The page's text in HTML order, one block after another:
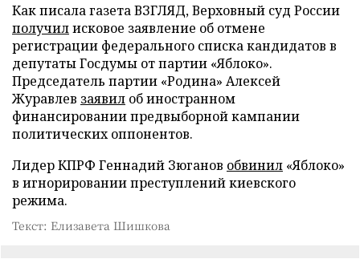
Как писала газета ВЗГЛЯД, Верховный суд России
получилисковое заявление об отмене
регистрации федерального списка кандидатов в
депутаты Госдумы от партии «Яблоко».
Председатель партии «Родина» Алексей
Журавлев заявил об иностранном
финансировании предвыборной кампании
политических оппонентов.
Лидер КПРФ Геннадий Зюганов обвинил «Яблоко»
в игнорировании преступлений киевского
режима.
Текст: Елизавета Шишкова